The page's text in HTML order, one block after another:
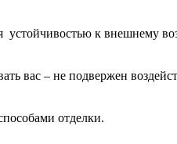
устойчивостью к внешнему
вас – не подвержен
отделки.